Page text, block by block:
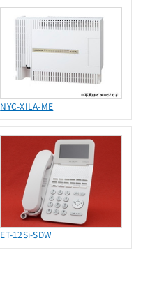
NYC-XILA-ME
ET-12Si-SDW